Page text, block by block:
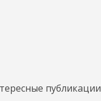
публикации